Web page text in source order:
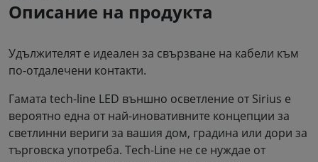
Описание на продукта
Удължителят е идеален за свързване на кабели към
по-отдалечени контакти.
Гамата tech-line LED външно осветление от Sirius е
вероятно една от най-иновативните концепции за
светлинни вериги за вашия дом, градина или дори за
търговска употреба. Tech-Line не се нуждае от